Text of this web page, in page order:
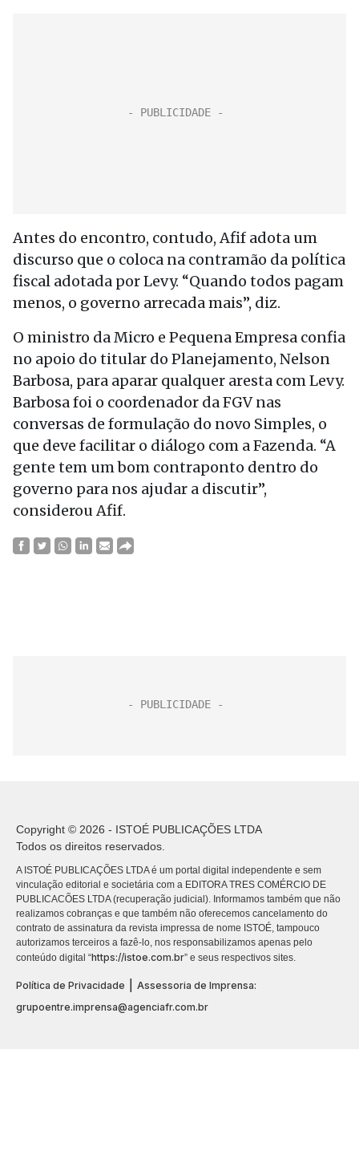
Antes do encontro, contudo, Afif adota um
discurso que o coloca na contramão da política
fiscal adotada por Levy. “Quando todos pagam
menos, o governo arrecada mais”, diz.
O ministro da Micro e Pequena Empresa confia
no apoio do titular do Planejamento, Nelson
Barbosa, para aparar qualquer aresta com Levy.
Barbosa foi o coordenador da FGV nas
conversas de formulação do novo Simples, o
que deve facilitar o diálogo com a Fazenda. “A
gente tem um bom contraponto dentro do
governo para nos ajudar a discutir”,
considerou Afif.
Copyright © 2026 - ISTOÉ PUBLICAÇÕES LTDA
Todos os direitos reservados.
A ISTOÉ PUBLICAÇÕES LTDA é um portal digital independente e sem
vinculação editorial e societária com a EDITORA TRES COMÉRCIO DE
PUBLICACÕES LTDA (recuperação judicial). Informamos também que não
realizamos cobranças e que também não oferecemos cancelamento do
contrato de assinatura da revista impressa de nome ISTOÉ, tampouco
autorizamos terceiros a fazê-lo, nos responsabilizamos apenas pelo
conteúdo digital “https://istoe.com.br” e seus respectivos sites.
Política de Privacidade
Assessoria de Imprensa:
grupoentre.imprensa@agenciafr.com.br